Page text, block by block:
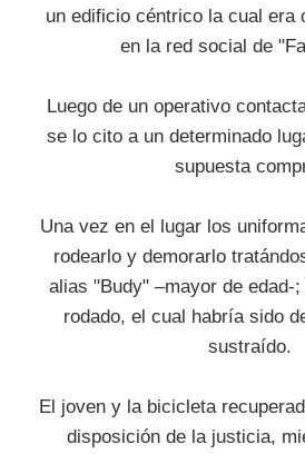
un edificio céntrico la cual era
en la red social de
Luego de un operativo
se lo cito a un determinado
supuesta
Una vez en el lugar los
rodearlo y demorarlo
alias "Budy" –mayor de edad-
rodado, el cual habría sido
sustraído.
El joven y la bicicleta
disposición de la justicia,